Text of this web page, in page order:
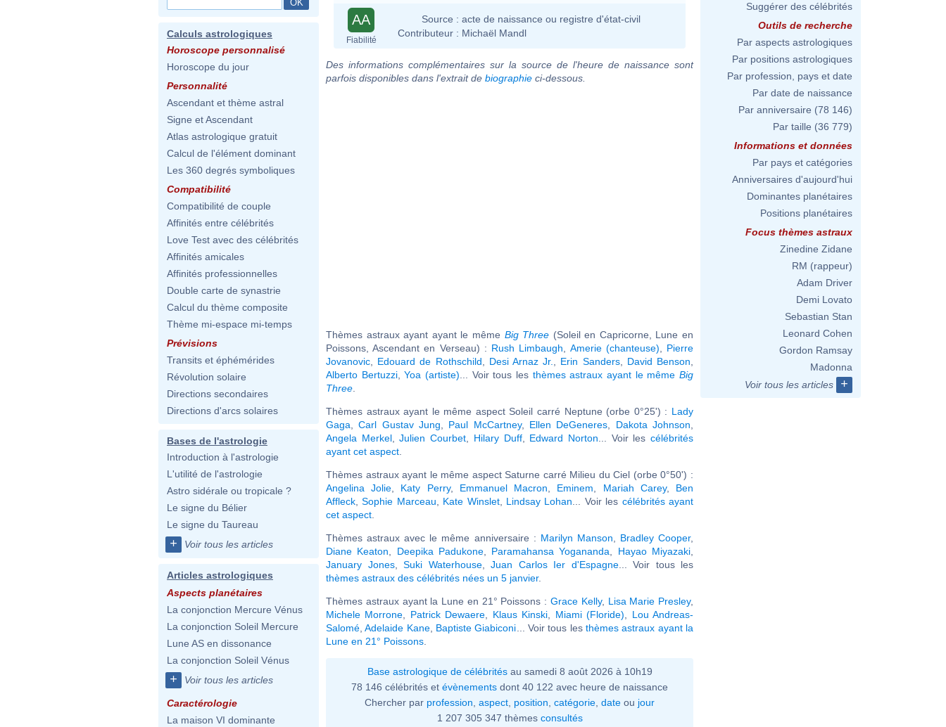
Calculs astrologiques
Horoscope personnalisé
Horoscope du jour
Personnalité
Ascendant et thème astral
Signe et Ascendant
Atlas astrologique gratuit
Calcul de l'élément dominant
Les 360 degrés symboliques
Compatibilité
Compatibilité de couple
Affinités entre célébrités
Love Test avec des célébrités
Affinités amicales
Affinités professionnelles
Double carte de synastrie
Calcul du thème composite
Thème mi-espace mi-temps
Prévisions
Transits et éphémérides
Révolution solaire
Directions secondaires
Directions d'arcs solaires
Bases de l'astrologie
Introduction à l'astrologie
L'utilité de l'astrologie
Astro sidérale ou tropicale ?
Le signe du Bélier
Le signe du Taureau
+ Voir tous les articles
Articles astrologiques
Aspects planétaires
La conjonction Mercure Vénus
La conjonction Soleil Mercure
Lune AS en dissonance
La conjonction Soleil Vénus
+ Voir tous les articles
Caractérologie
La maison VI dominante
AA
Fiabilité
Source : acte de naissance ou registre d'état-civil
Contributeur : Michaël Mandl
Des informations complémentaires sur la source de l'heure de naissance sont
parfois disponibles dans l'extrait de biographie ci-dessous.
Thèmes astraux ayant ayant le même Big Three (Soleil en Capricorne, Lune en
Poissons, Ascendant en Verseau) : Rush Limbaugh Amerie (chanteuse)
Pierre
Jovanovic
Edouard de Rothschild Desi Arnaz Jr. Erin Sanders, David Benson
Alberto Bertuzzi,Yoa (artiste) ... Voir tous les thèmes astraux ayant le mêmeBig
Three
Thèmes astraux ayant le même aspect Soleil carré Neptune (orbe 0°25') : Lady
Gaga ,Carl Gustav Jung Paul McCartney, Ellen DeGeneres Dakota Johnson
Angela Merkel,Julien Courbet Hilary Duff, Edward Norton ... Voir lescélébrités
ayant cet aspect
Thèmes astraux ayant le même aspect Saturne carré Milieu du Ciel (orbe 0°50') :
Angelina Jolie
Katy Perry, Emmanuel Macron Eminem Mariah Carey, Ben
Affleck ,Sophie Marceau Kate Winslet, Lindsay Lohan ... Voir les célébrités ayant
cet aspect
Thèmes astraux avec le même anniversaire : Marilyn Manson Bradley Cooper,
Diane Keaton
Deepika Padukone, Paramahansa Yogananda Hayao Miyazaki
January Jones, Suki Waterhouse, Juan Carlos Ier d'Espagne... Voir tous les
thèmes astraux des célébrités nées un 5 janvier.
Thèmes astraux ayant la Lune en 21° Poissons : Grace Kelly, Lisa Marie Presley,
Michele Morrone
Patrick Dewaere Klaus Kinski Miami (Floride)
Lou Andreas-
Salomé ,Adelaide Kane, Baptiste Giabiconi ... Voir tous les thèmes astraux ayant la
Lune en 21° Poissons
Base astrologique de célébritésau samedi 8 août 2026 à 10h19
78 146 célébrités et évènements dont 40 122 avec heure de naissance
Chercher par profession aspect position catégorie date ou jour
1 207 305 347 thèmes consultés
Suggérer des célébrités
Outils de recherche
Par aspects astrologiques
Par positions astrologiques
Par profession, pays et date
Par date de naissance
Par anniversaire (78 146)
Par taille (36 779)
Informations et données
Par pays et catégories
Anniversaires d'aujourd'hui
Dominantes planétaires
Positions planétaires
Focus thèmes astraux
Zinedine Zidane
RM (rappeur)
Adam Driver
Demi Lovato
Sebastian Stan
Leonard Cohen
Gordon Ramsay
Madonna
Voir tous les articles
+